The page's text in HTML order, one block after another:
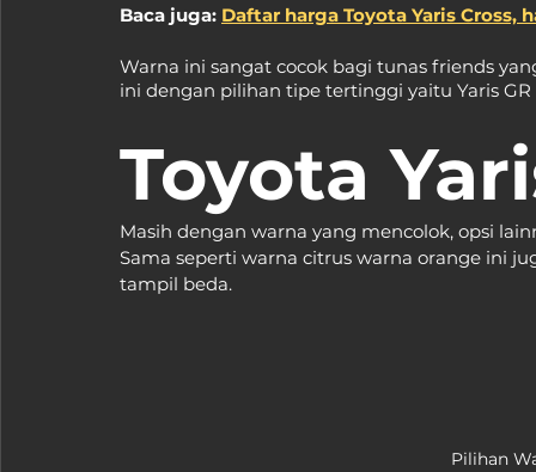
Baca juga: Daftar harga Toyota Yaris Cross,
Warna ini sangat cocok bagi tunas friends
ini dengan pilihan tipe tertinggi yaitu Yaris
Toyota
Masih dengan warna yang mencolok, opsi
Sama seperti warna citrus warna orange ini
tampil beda.
Pilihan